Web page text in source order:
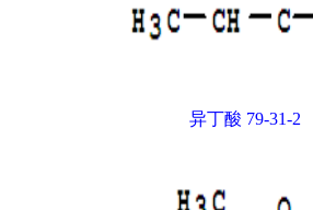
异丁酸 79-31-2